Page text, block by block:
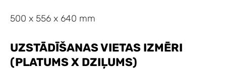
500 x 556 x 640 mm
UZSTĀDĪŠANAS VIETAS IZMĒRI
(PLATUMS X DZIĻUMS)